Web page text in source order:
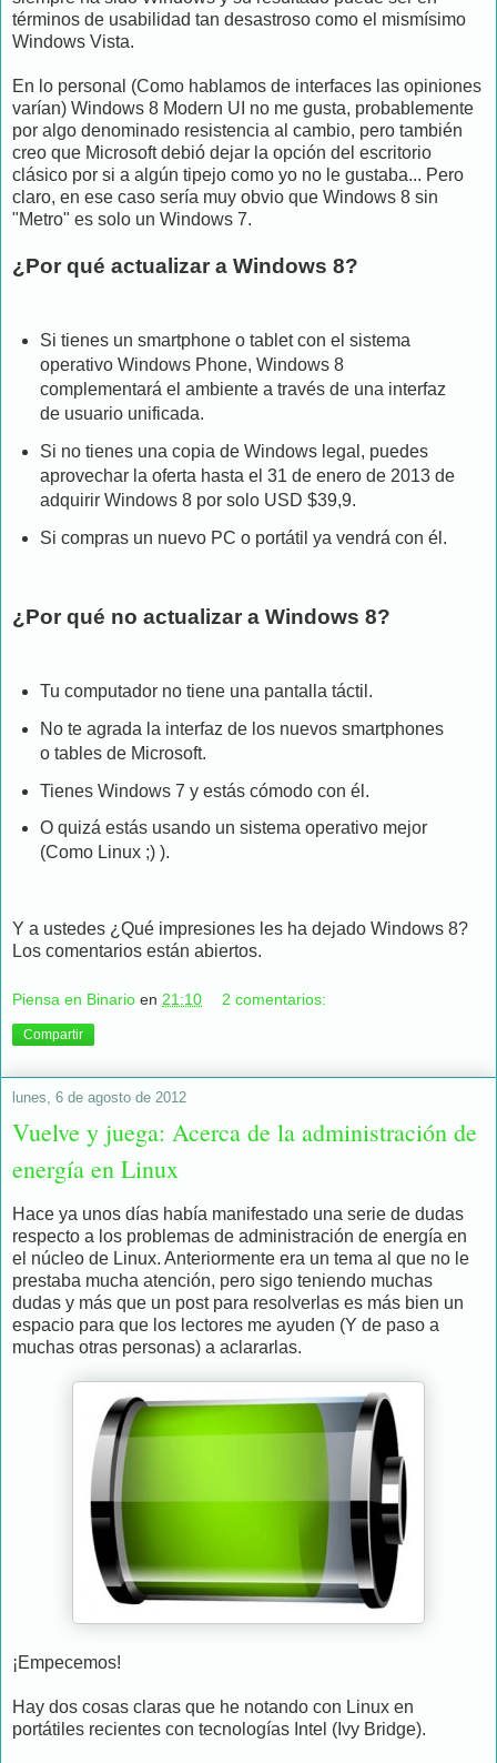
términos de usabilidad tan desastroso como el mismísimo
Windows Vista.
En lo personal (Como hablamos de interfaces las opiniones
varían) Windows 8 Modern UI no me gusta, probablemente
por algo denominado resistencia al cambio, pero también
creo que Microsoft debió dejar la opción del escritorio
clásico por si a algún tipejo como yo no le gustaba... Pero
claro, en ese caso sería muy obvio que Windows 8 sin
"Metro" es solo un Windows 7.
¿Por qué actualizar a Windows 8?
Si tienes un smartphone o tablet con el sistema
operativo Windows Phone, Windows 8
complementará el ambiente a través de una interfaz
de usuario unificada.
Si no tienes una copia de Windows legal, puedes
aprovechar la oferta hasta el 31 de enero de 2013 de
adquirir Windows 8 por solo USD $39,9.
Si compras un nuevo PC o portátil ya vendrá con él.
¿Por qué no actualizar a Windows 8?
Tu computador no tiene una pantalla táctil.
No te agrada la interfaz de los nuevos smartphones
o tables de Microsoft.
Tienes Windows 7 y estás cómodo con él.
O quizá estás usando un sistema operativo mejor
(Como Linux ;) ).
Y a ustedes ¿Qué impresiones les ha dejado Windows 8?
Los comentarios están abiertos.
Piensa en Binario en 21:10 2 comentarios:
Compartir
lunes, 6 de agosto de 2012
Vuelve y juega: Acerca de la administración de
energía en Linux
Hace ya unos días había manifestado una serie de dudas
respecto a los problemas de administración de energía en
el núcleo de Linux. Anteriormente era un tema al que no le
prestaba mucha atención, pero sigo teniendo muchas
dudas y más que un post para resolverlas es más bien un
espacio para que los lectores me ayuden (Y de paso a
muchas otras personas) a aclararlas.
¡Empecemos!
Hay dos cosas claras que he notando con Linux en
portátiles recientes con tecnologías Intel (Ivy Bridge).